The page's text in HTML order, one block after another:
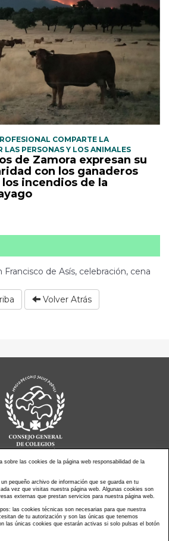
COMPARTE LA
LAS PERSONAS Y LOS ANIMALES
de Zamora expresan su
con los ganaderos
incendios de la
Francisco de Asís, celebración, cena
Volver Atrás
Agenda de Actos
PressClip
Contacto
Política Privacidad
sobre las cookies de la página web responsabilidad de la
pequeño archivo de información que se guarda en tu
vez que visitas nuestra página web. Algunas cookies son
externas que prestan servicios para nuestra página web.
las cookies técnicas son necesarias para que nuestra
de tu autorización y son las únicas que tenemos
las únicas cookies que estarán activas si solo pulsas el botón